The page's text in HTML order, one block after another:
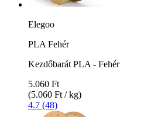
Elegoo
PLA Fehér
Kezdőbarát PLA - Fehér
5.060 Ft
(5.060 Ft / kg)
4.7 (48)